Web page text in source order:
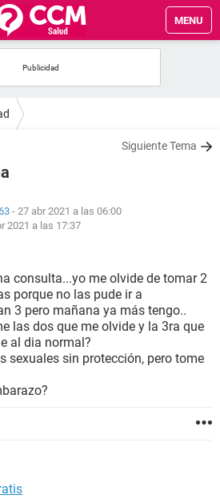
MENU
Siguiente Tema
- 27 abr 2021 a las 06:00
2021 a las 17:37
consulta...yo me olvide de tomar 2
porque no las pude ir a
3 pero mañana ya más tengo..
las dos que me olvide y la 3ra que
al dia normal?
sexuales sin protección, pero tome